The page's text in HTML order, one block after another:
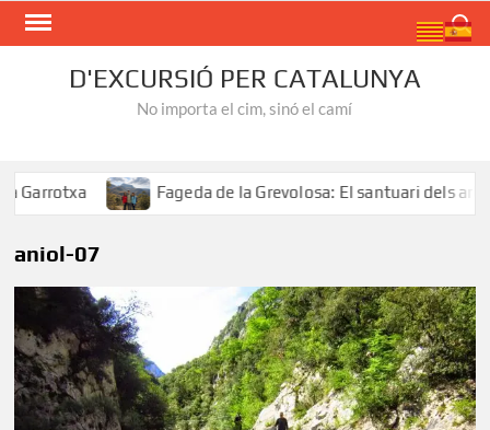
Skip
D'EXCURSIÓ PER CATALUNYA
No importa el cim, sinó el camí
Fageda de la Grevolosa: El santuari dels arbres
aniol-07